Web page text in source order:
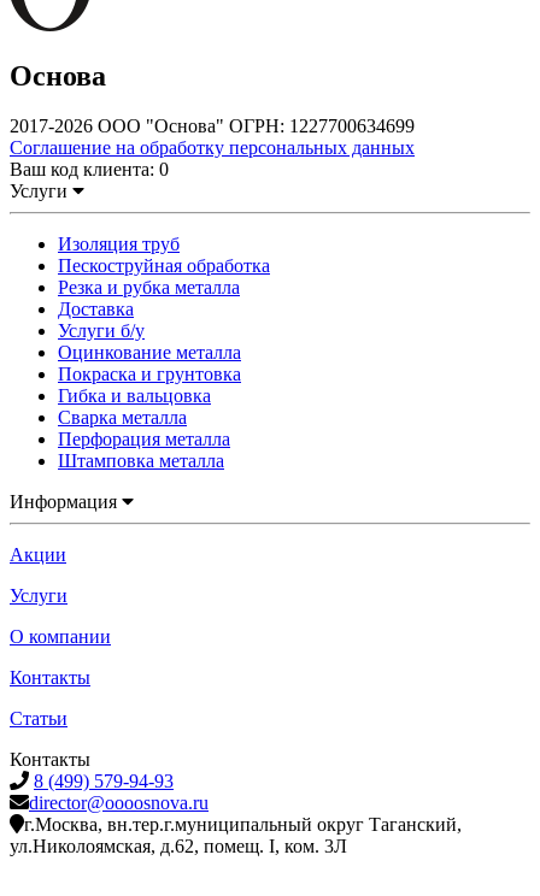
Основа
2017-2026 ООО "Основа" ОГРН: 1227700634699
Соглашение на обработку персональных данных
Ваш код клиента: 0
Услуги
Изоляция труб
Пескоструйная обработка
Резка и рубка металла
Доставка
Услуги б/у
Оцинкование металла
Покраска и грунтовка
Гибка и вальцовка
Сварка металла
Перфорация металла
Штамповка металла
Информация
Акции
Услуги
О компании
Контакты
Статьи
Контакты
8 (499) 579-94-93
director@oooosnova.ru
г.Москва, вн.тер.г.муниципальный округ Таганский,
ул.Николоямская, д.62, помещ. I, ком. 3Л